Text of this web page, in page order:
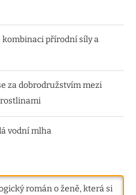
přírodní síly a
za dobrodružstvím mezi
rostlinami
vodní mlha
román o ženě, která si